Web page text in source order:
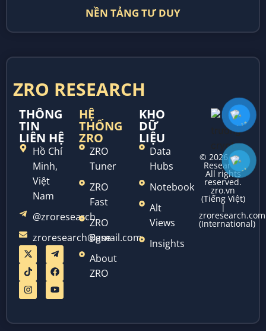
NỀN TẢNG TƯ DUY
ZRO RESEARCH
THÔNG
TIN
LIÊN HỆ
Hồ Chí
Minh,
Việt
Nam
@zroresearch
zroresearch@gmail.com
HỆ
THỐNG
ZRO
ZRO
Tuner
ZRO
Fast
ZRO
Base
About
ZRO
KHO
DỮ
LIỆU
Data
Hubs
Notebook
Alt
Views
Insights
© 2026 ZRO
Research.
All rights
reserved.
zro.vn
(Tiếng Việt)
|
zroresearch.com
(International)